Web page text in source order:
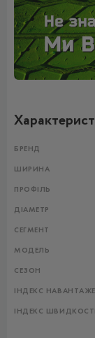
БРЕНД
ШИРИНА
ПРОФІЛЬ
ДІАМЕТР
СЕГМЕНТ
МОДЕЛЬ
СЕЗОН
ІНДЕКС
ІНДЕКС ШВИДКОСТІ